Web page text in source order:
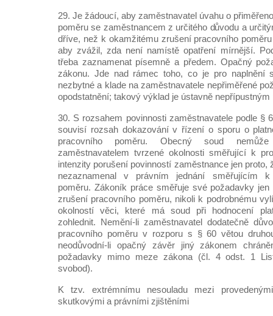
29. Je žádoucí, aby zaměstnavatel úvahu o
poměru se zaměstnancem z určitého důvodu a
dříve, než k okamžitému zrušení pracovního
aby zvážil, zda není namístě opatření mírnější.
třeba zaznamenat písemně a předem. Opačný
zákonu. Jde nad rámec toho, co je pro naplnění
nezbytné a klade na zaměstnavatele nepřiměřené
opodstatnění; takový výklad je ústavně
30. S rozsahem povinnosti zaměstnavatele podle §
souvisí rozsah dokazování v řízení o sporu o
pracovního poměru. Obecný soud nemůže
zaměstnavatelem tvrzené okolnosti směřující k
intenzity porušení povinností zaměstnance jen proto,
nezaznamenal v právním jednání směřujícím k
poměru. Zákoník práce směřuje své požadavky
zrušení pracovního poměru, nikoli k podrobnému
okolností věci, které má soud při hodnocení
zohlednit. Nemění-li zaměstnavatel dodatečně
pracovního poměru v rozporu s § 60 větou
neodůvodní-li opačný závěr jiný zákonem
požadavky mimo meze zákona (čl. 4 odst. 1
svobod).
K tzv. extrémnímu nesouladu mezi
skutkovými a právními zjištěními